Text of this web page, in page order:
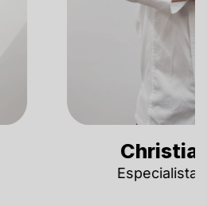
Paraguay
en Gastronomía